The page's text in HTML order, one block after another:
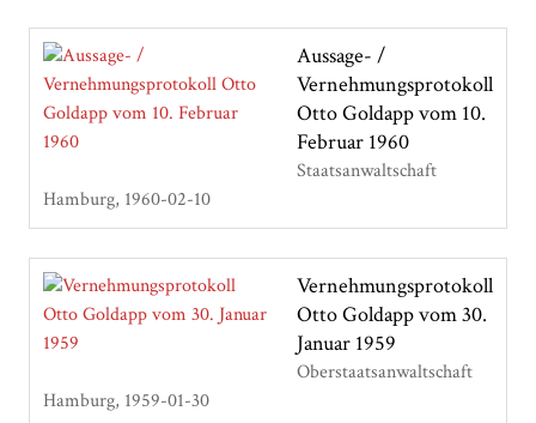
Aussage- /
Vernehmungsprotokoll
Otto Goldapp vom 10.
Februar 1960
Staatsanwaltschaft
Hamburg 1960-02-10
Vernehmungsprotokoll
Otto Goldapp vom 30.
Januar 1959
Oberstaatsanwaltschaft
Hamburg 1959-01-30